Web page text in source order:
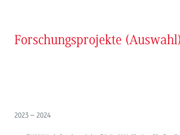
Forschungsprojekte
2023 – 2024